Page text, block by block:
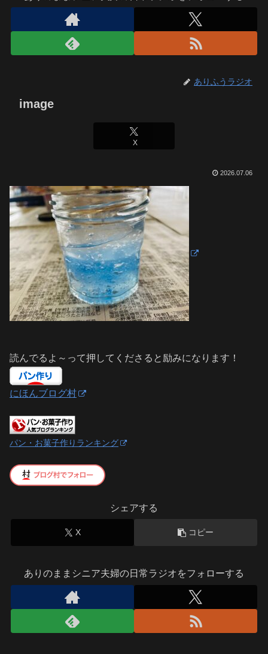
ありふうラジオ
image
X
2026.07.06
読んでるよ～って押してくださると励みになります！
にほんブログ村
パン・お菓子作りランキング
シェアする
X コピー
ありのままシニア夫婦の日常ラジオをフォローする